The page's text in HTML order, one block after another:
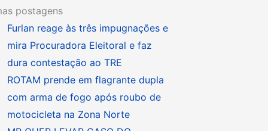
postagens
Furlan reage às três impugnações e
mira Procuradora Eleitoral e faz
dura contestação ao TRE
ROTAM prende em flagrante dupla
com arma de fogo após roubo de
motocicleta na Zona Norte